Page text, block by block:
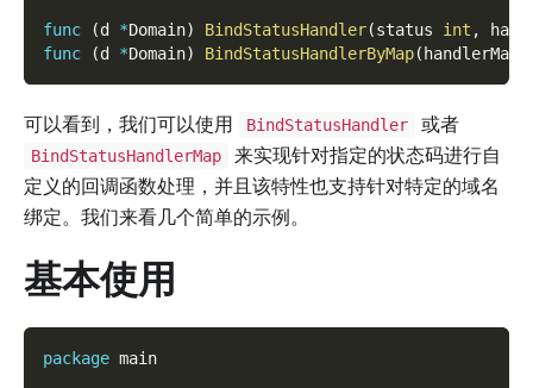
func (d *Domain) BindStatusHandler(status int ,
func
(d *Domain) BindStatusHandlerByMap( handlerMap
可以看到，我们可以使用 BindStatusHandler 或者
BindStatusHandlerMap
来实现针对指定的状态码进行自
定义的回调函数处理，并且该特性也支持针对特定的域名
绑定。我们来看几个简单的示例。
基本使用
package main